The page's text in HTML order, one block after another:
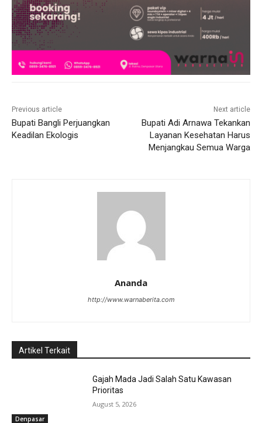
Previous article
Bupati Bangli Perjuangkan
Keadilan Ekologis
Next article
Bupati Adi Arnawa Tekankan
Layanan Kesehatan Harus
Menjangkau Semua Warga
Ananda
http://www.warnaberita.com
Artikel Terkait
Denpasar
Gajah Mada Jadi Salah Satu Kawasan
Prioritas
August 5, 2026